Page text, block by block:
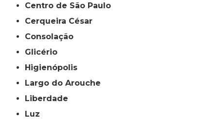
Centro de São Paulo
Cerqueira César
Consolação
Glicério
Higienópolis
Largo do Arouche
Liberdade
Luz